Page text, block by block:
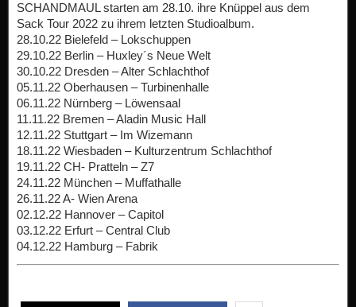
SCHANDMAUL starten am 28.10. ihre Knüppel aus dem
Sack Tour 2022 zu ihrem letzten Studioalbum.
28.10.22 Bielefeld – Lokschuppen
29.10.22 Berlin – Huxley´s Neue Welt
30.10.22 Dresden – Alter Schlachthof
05.11.22 Oberhausen – Turbinenhalle
06.11.22 Nürnberg – Löwensaal
11.11.22 Bremen – Aladin Music Hall
12.11.22 Stuttgart – Im Wizemann
18.11.22 Wiesbaden – Kulturzentrum Schlachthof
19.11.22 CH- Pratteln – Z7
24.11.22 München – Muffathalle
26.11.22 A- Wien Arena
02.12.22 Hannover – Capitol
03.12.22 Erfurt – Central Club
04.12.22 Hamburg – Fabrik